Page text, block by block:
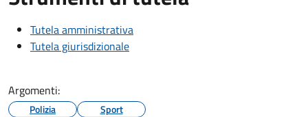
Tutela amministrativa
Tutela giurisdizionale
Argomenti:
Polizia Sport